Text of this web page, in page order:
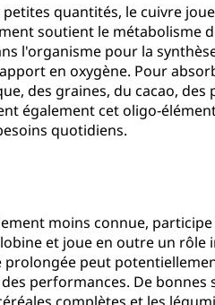
petites quantités, le cuivre
soutient le
l'organisme pour la
en oxygène. Pour
des graines, du cacao,
également cet
quotidiens.
moins connue,
et joue en outre un
prolongée peut
performances. De